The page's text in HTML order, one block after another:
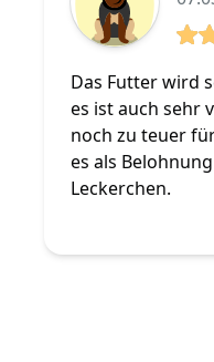
Das Futter wird
es ist auch sehr
noch zu teuer
es als
Leckerchen.